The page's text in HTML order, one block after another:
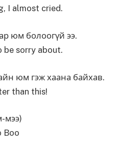
I almost cried.
юм болоогүй ээ.
be sorry about.
юм гэж хаана байхав.
than this!
мээ)
Boo